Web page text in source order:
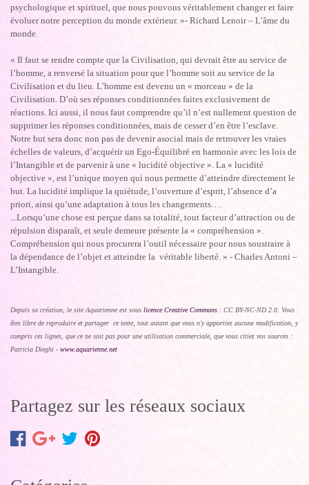
psychologique et spirituel, que nous pouvons véritablement changer et faire
évoluer notre perception du monde extérieur. »- Richard Lenoir – L’âme du
monde.
« Il faut se rendre compte que la Civilisation, qui devrait être au service de
l’homme, a renversé la situation pour que l’homme soit au service de la
Civilisation et du lieu. L’homme est devenu un « morceau » de la
Civilisation. D’où ses réponses conditionnées faites exclusivement de
réactions. Ici aussi, il nous faut comprendre qu’il n’est nullement question de
supprimer les réponses conditionnées, mais de cesser d’en être l’esclave.
Notre but sera donc non pas de devenir asocial mais de retrouver les vraies
échelles de valeurs, d’acquérir un Ego-Équilibré en harmonie avec les lois de
l’Intangible et de parvenir à une « lucidité objective ». La « lucidité
objective », est l’unique moyen qui nous permette d’atteindre directement le
but. La lucidité implique la quiétude, l’ouverture d’esprit, l’absence d’a
priori, ainsi qu’une adaptation à tous les changements….
...Lorsqu’une chose est perçue dans sa totalité, tout facteur d’attraction ou de
répulsion disparaît, et seule demeure présente la « compréhension ».
Compréhension qui nous procurera l’outil nécessaire pour nous soustraire à
la dépendance de l’objet et atteindre la véritable liberté. » - Charles Antoni –
L’Intangible.
Depuis sa création, le site Aquarienne est sous licence Creative Commons : CC BY-NC-ND 2.0. Vous
êtes libre de reproduire et partager ce texte, tout autant que vous n'y apportiez aucune modification, y
compris ces lignes, que ce ne soit pas pour une utilisation commerciale, que vous citiez vos sources :
Patricia Dieghi - www.aquarienne.net
Partagez sur les réseaux sociaux